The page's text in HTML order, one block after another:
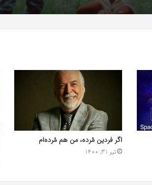
اگر فردین مُرده، من هم مُرده‌ام
تیر 31, 1400